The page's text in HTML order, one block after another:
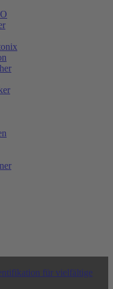
für vielfältige